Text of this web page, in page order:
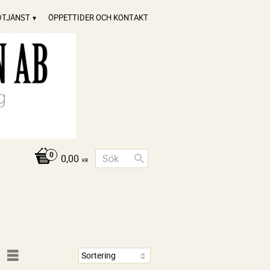
ÖPPETTIDER OCH KONTAKT
0,00 KR